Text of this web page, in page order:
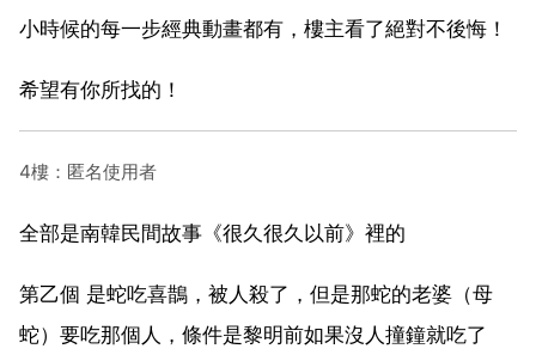
小時候的每一步經典動畫都有，樓主看了絕對不後悔！
希望有你所找的！
4樓：匿名使用者
全部是南韓民間故事《很久很久以前》裡的
第乙個 是蛇吃喜鵲，被人殺了，但是那蛇的老婆（母
蛇）要吃那個人，條件是黎明前如果沒人撞鐘就吃了